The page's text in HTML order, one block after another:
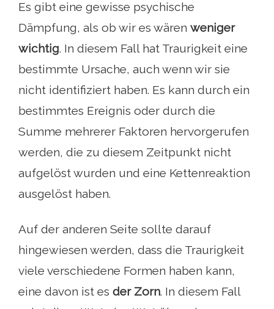
Es gibt eine gewisse psychische
Dämpfung, als ob wir es wären weniger
wichtig. In diesem Fall hat Traurigkeit eine
bestimmte Ursache, auch wenn wir sie
nicht identifiziert haben. Es kann durch ein
bestimmtes Ereignis oder durch die
Summe mehrerer Faktoren hervorgerufen
werden, die zu diesem Zeitpunkt nicht
aufgelöst wurden und eine Kettenreaktion
ausgelöst haben.
Auf der anderen Seite sollte darauf
hingewiesen werden, dass die Traurigkeit
viele verschiedene Formen haben kann,
eine davon ist es der Zorn. In diesem Fall